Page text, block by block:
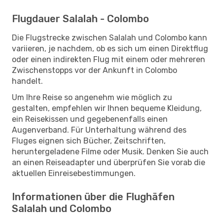
Flugdauer Salalah - Colombo
Die Flugstrecke zwischen Salalah und Colombo kann
variieren, je nachdem, ob es sich um einen Direktflug
oder einen indirekten Flug mit einem oder mehreren
Zwischenstopps vor der Ankunft in Colombo
handelt.
Um Ihre Reise so angenehm wie möglich zu
gestalten, empfehlen wir Ihnen bequeme Kleidung,
ein Reisekissen und gegebenenfalls einen
Augenverband. Für Unterhaltung während des
Fluges eignen sich Bücher, Zeitschriften,
heruntergeladene Filme oder Musik. Denken Sie auch
an einen Reiseadapter und überprüfen Sie vorab die
aktuellen Einreisebestimmungen.
Informationen über die Flughäfen
Salalah und Colombo